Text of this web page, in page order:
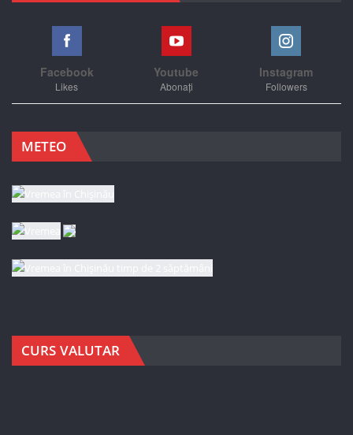
Facebook
Likes
Youtube
Abonați
Instagram
Followers
METEO
CURS VALUTAR